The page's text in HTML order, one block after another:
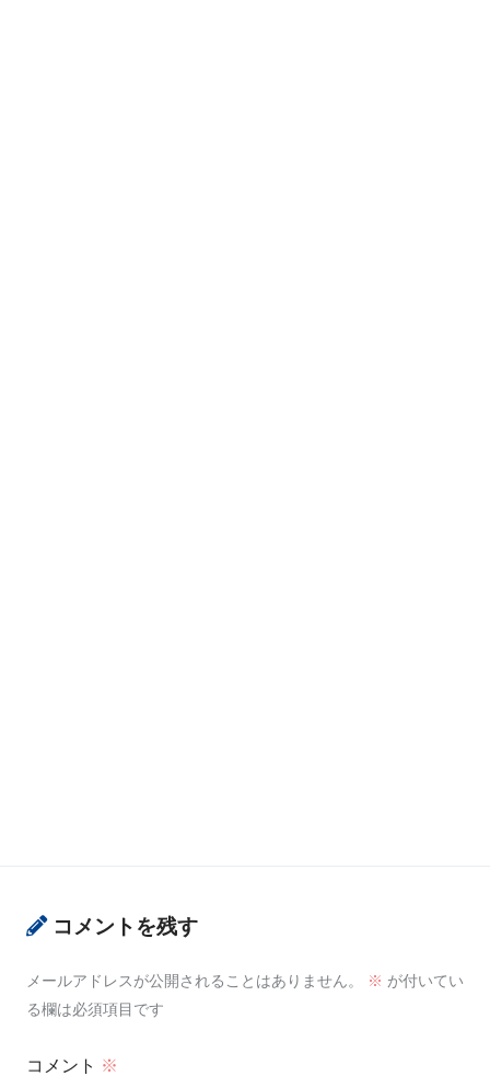
コメントを残す
メールアドレスが公開されることはありません。 ※ が付いてい
る欄は必須項目です
コメント ※